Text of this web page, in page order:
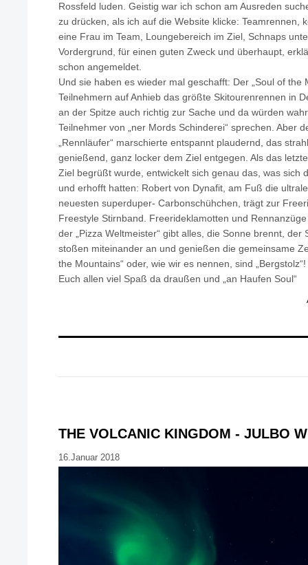
Rossfeld luden. Geistig war ich schon am Ausreden
zu drücken, als ich auf die Website klicke: Teamrennen,
eine Frau im Team, Loungebereich im Ziel, Schnaps
Vordergrund, für einen guten Zweck und überhaupt,
schon angemeldet.
Und sie haben es wieder mal geschafft: Der „Soul of the
Teilnehmern auf Anhieb das größte Skitourenrennen in
an der Spitze auch richtig zur Sache und da würden
Teilnehmer von „ner Mords Schinderei“ sprechen. Aber
„Rennläufer“ marschierte entspannt plaudernd, das
genießend, ganz locker dem Ziel entgegen. Als das
Ziel begrüßt wurde, entwickelt sich genau das, was sich
und erhofft hatten: Robert von Dynafit, am Fuß die
neuesten superduper- Carbonschühchen, trägt zur
Freestyle Stirnband. Freerideklamotten und
der „Pizza Weltmeister“ gibt alles, die Sonne brennt, der
stoßen miteinander an und genießen die gemeinsame
the Mountains“ oder, wie wir es nennen, sind
Euch allen viel Spaß da draußen und „an Haufen Soul“
THE VOLCANIC KINGDOM - JULBO
16.Januar 2018